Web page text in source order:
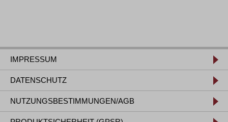
IMPRESSUM
DATENSCHUTZ
NUTZUNGSBESTIMMUNGEN/AGB